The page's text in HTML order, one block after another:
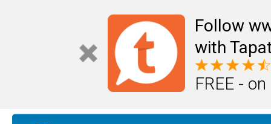
Follow
with
FREE -